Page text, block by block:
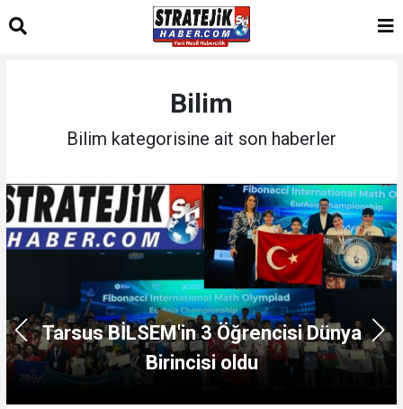
Bilim
Bilim kategorisine ait son haberler
Tarsus BİLSEM'in 3 Öğrencisi Dünya
Birincisi oldu